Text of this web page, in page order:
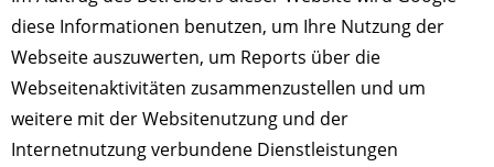
diese Informationen benutzen, um Ihre Nutzung der
Webseite auszuwerten, um Reports über die
Webseitenaktivitäten zusammenzustellen und um
weitere mit der Websitenutzung und der
Internetnutzung verbundene Dienstleistungen